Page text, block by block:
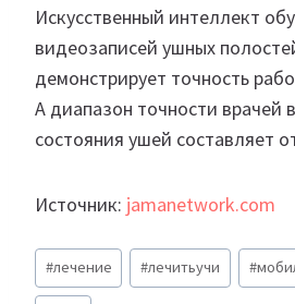
Искусственный интеллект
видеозаписей ушных
демонстрирует точность
А диапазон точности врачей
состояния ушей составляет
Источник: jamanetwork.com
Метки
записи:
#лечение #лечитьучи #